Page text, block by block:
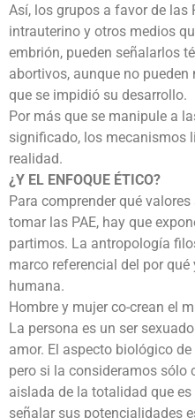
Así, los grupos a favor de las
intrauterino y otros medios
embrión, pueden señalarlos
abortivos, aunque no
que se impidió su desarrollo.
Por más que se manipule a
significado, los mecanismos
realidad.
¿Y EL ENFOQUE ÉTICO?
Para comprender qué
tomar las PAE, hay que
partimos. La antropología
marco referencial del por
humana.
Hombre y mujer co-crean el
La persona es un ser
amor. El aspecto biológico
pero si la consideramos sólo
aislada de la totalidad que
señalar sus potencialidades